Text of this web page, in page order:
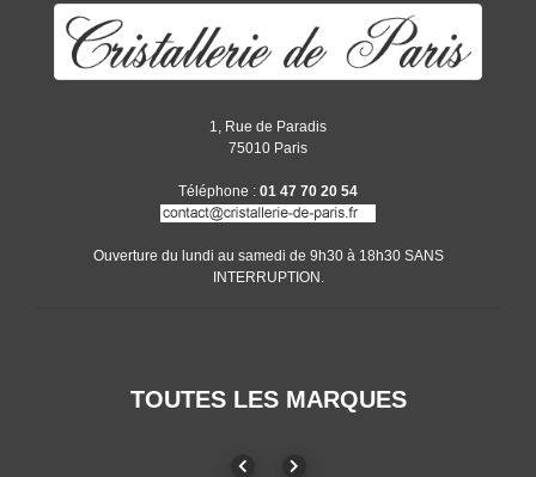
1, Rue de Paradis
75010 Paris
Téléphone : 01 47 70 20 54
Ouverture du lundi au samedi de 9h30 à 18h30 SANS
INTERRUPTION.
TOUTES LES MARQUES